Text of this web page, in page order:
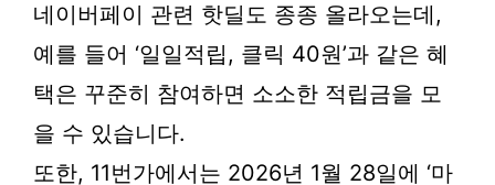
네이버페이 관련 핫딜도 종종 올라오는데,
예를 들어 ‘일일적립, 클릭 40원’과 같은 혜
택은 꾸준히 참여하면 소소한 적립금을 모
을 수 있습니다.
또한, 11번가에서는 2026년 1월 28일에 ‘마